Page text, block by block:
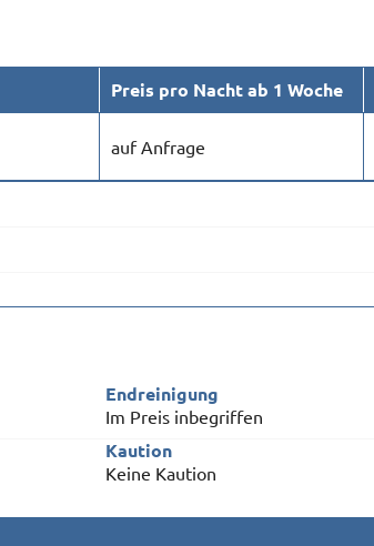
Preis pro Nacht ab 1 Woche
auf Anfrage
Endreinigung
Im Preis inbegriffen
Kaution
Keine Kaution